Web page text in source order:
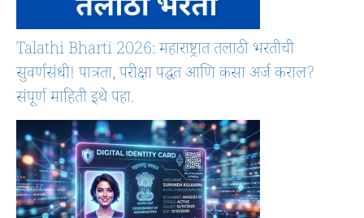
Talathi Bharti 2026: महाराष्ट्रात तलाठी भरतीची
सुवर्णसंधी! पात्रता, परीक्षा पद्धत आणि कसा अर्ज कराल?
संपूर्ण माहिती इथे पहा.